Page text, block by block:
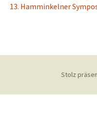
13. Hamminkelner
Stolz